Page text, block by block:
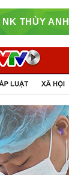
THÙY ANH